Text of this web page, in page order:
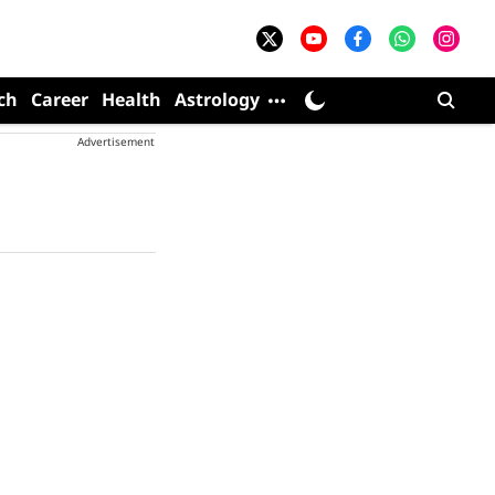
Career Health Astrology
Advertisement